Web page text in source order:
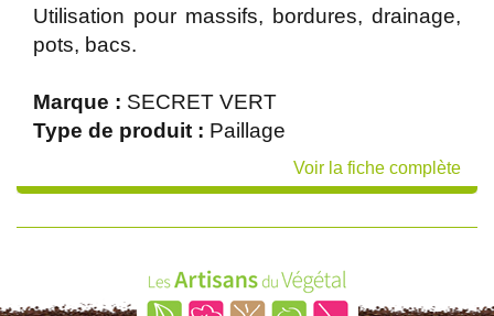
Utilisation pour massifs, bordures, drainage,
pots, bacs.
Marque : SECRET VERT
Type de produit : Paillage
Voir la fiche complète